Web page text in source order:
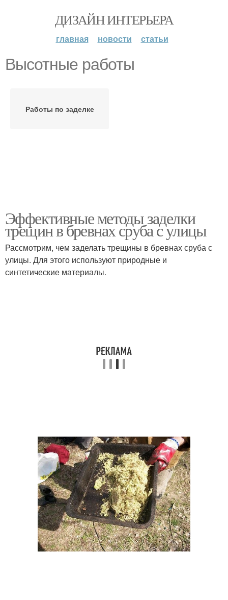
ДИЗАЙН ИНТЕРЬЕРА
главная новости статьи
Высотные работы
Работы по заделке
Эффективные методы заделки
трещин в бревнах сруба с улицы
Рассмотрим, чем заделать трещины в бревнах сруба с
улицы. Для этого используют природные и
синтетические материалы.